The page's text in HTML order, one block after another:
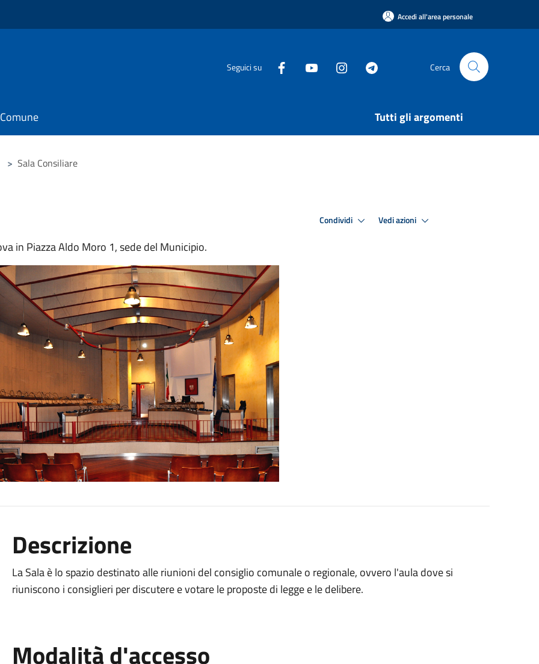
Accedi all'area personale
Seguici su Cerca
Tutti gli argomenti
> Sala Consiliare
in Piazza Aldo Moro 1, sede del Municipio.
Condividi Vedi azioni
Descrizione
La Sala è lo spazio destinato alle riunioni del consiglio comunale o regionale, ovvero l'aula dove si
riuniscono i consiglieri per discutere e votare le proposte di legge e le delibere.
Modalità d'accesso